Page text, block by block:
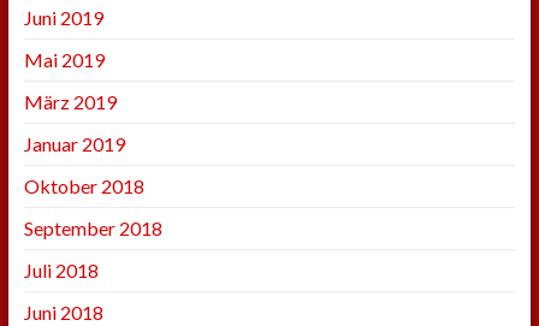
Juni 2019
Mai 2019
März 2019
Januar 2019
Oktober 2018
September 2018
Juli 2018
Juni 2018